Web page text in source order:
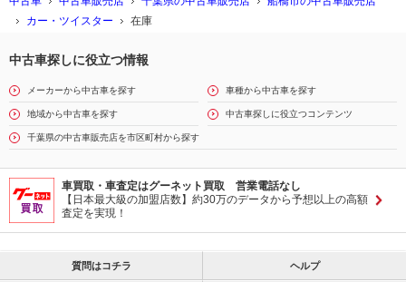
カー・ツイスター
在庫
中古車探しに役立つ情報
メーカーから中古車を探す 車種から中古車を探す
地域から中古車を探す 中古車探しに役立つコンテンツ
千葉県の中古車販売店を市区町村から探す
車買取・車査定はグーネット買取 営業電話なし
【日本最大級の加盟店数】約30万のデータから予想以上の高額
査定を実現！
質問はコチラ ヘルプ